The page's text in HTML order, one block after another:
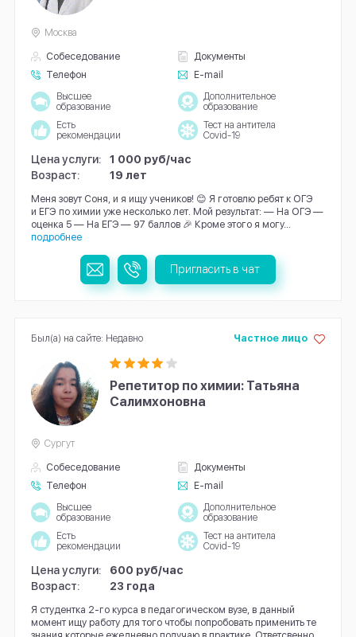
Собеседование
Документы
Телефон
E-mail
Москва
Высшее
образование
Дополнительное
образование
Есть
рекомендации
Тест на антитела
Covid-19
Цена услуги:
1 000 руб/час
Возраст:
19 лет
Меня зовут Соня, и я ищу учеников! 😊 Я готовлю ребят к ОГЭ
и ЕГЭ по химии уже несколько лет. Мой результат: — На ОГЭ —
оценка 5 — На ЕГЭ — 97 баллов 🎉 Кроме этого я могу...
подробнее
Пригласить в чат
Репетитор по химии: Татьяна
Салимхоновна
Собеседование
Документы
Телефон
E-mail
Частное лицо
Сургут
Высшее
образование
Дополнительное
образование
Есть
рекомендации
Тест на антитела
Covid-19
Цена услуги:
600 руб/час
Возраст:
23 года
Я студентка 2-го курса в педагогическом вузе, в данный
момент ищу работу для того чтобы попробовать применить те
Был(а) на сайте: Недавно